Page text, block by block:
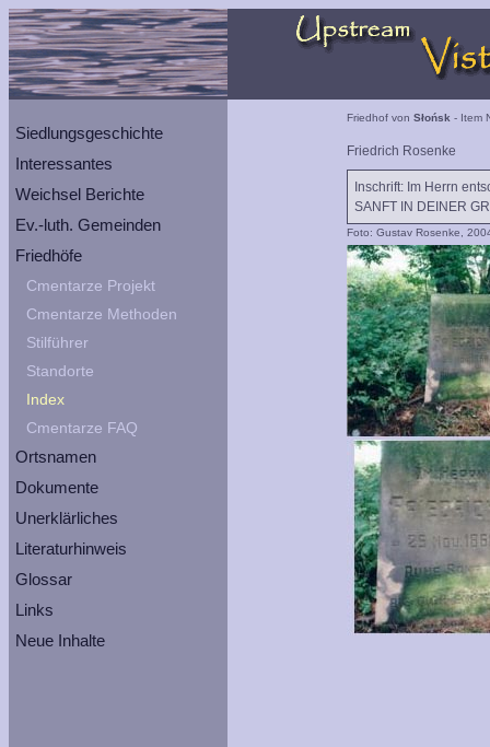
Siedlungsgeschichte
Interessantes
Weichsel Berichte
Ev.-luth. Gemeinden
Friedhöfe
Cmentarze Projekt
Cmentarze Methoden
Stilführer
Standorte
Index
Cmentarze FAQ
Ortsnamen
Dokumente
Unerklärliches
Literaturhinweis
Glossar
Links
Neue Inhalte
Friedhof von Słońsk - Item
Friedrich Rosenke
Inschrift: Im Herrn
SANFT IN DEINER
Foto: Gustav Rosenke,